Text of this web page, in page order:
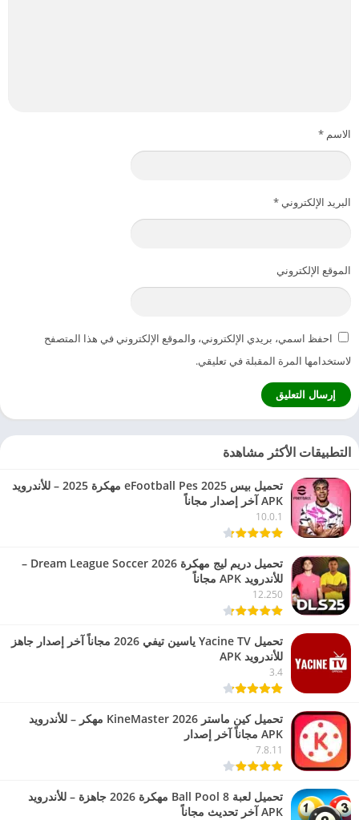
الاسم *
البريد الإلكتروني *
الموقع الإلكتروني
احفظ اسمي، بريدي الإلكتروني، والموقع الإلكتروني في هذا المتصفح
لاستخدامها المرة المقبلة في تعليقي.
التطبيقات الأكثر مشاهدة
تحميل بيس eFootball Pes 2025 مهكرة 2025 – للأندرويد
APK آخر إصدار مجاناً
10.0.1
تحميل دريم ليج مهكرة 2026 Dream League Soccer –
للأندرويد APK مجاناً
12.250
تحميل Yacine TV ياسين تيفي 2026 مجاناً آخر إصدار جاهز
للأندرويد APK
3.4
تحميل كين ماستر 2026 KineMaster مهكر – للأندرويد
APK مجاناً آخر إصدار
7.8.11
تحميل لعبة 8 Ball Pool مهكرة 2026 جاهزة – للأندرويد
APK آخر تحديث مجاناً